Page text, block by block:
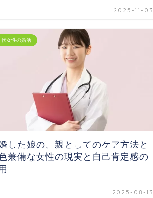
2025-11-03
代女性の婚活
した娘の、親としてのケア方法と
兼備な女性の現実と自己肯定感の
2025-08-13